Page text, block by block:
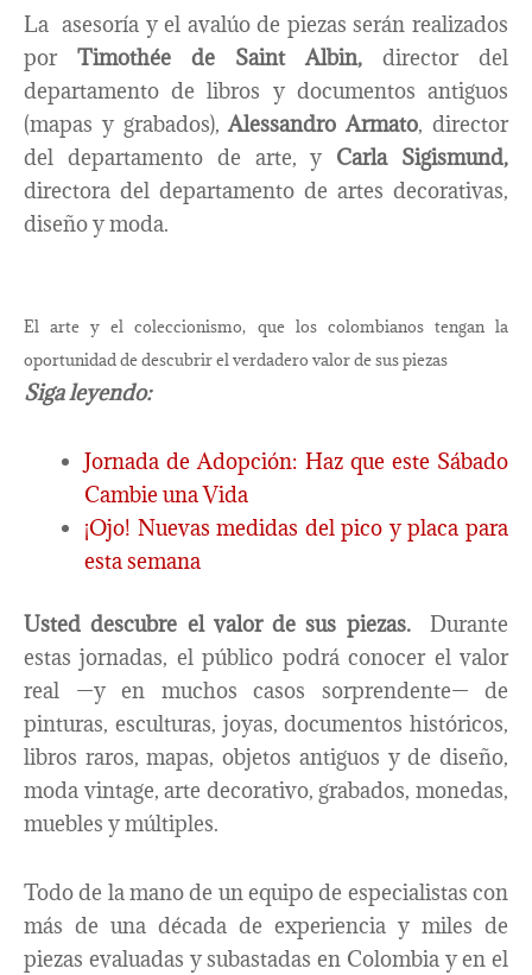
La asesoría y el avalúo de piezas serán realizados
por Timothée de Saint Albin, director del
departamento de libros y documentos antiguos
(mapas y grabados),Alessandro Armato, director
del departamento de arte, y Carla Sigismund,
directora del departamento de artes decorativas,
diseño y moda.
El arte y el coleccionismo, que los colombianos tengan la
oportunidad de descubrir el verdadero valor de sus piezas
Siga leyendo:
Jornada de Adopción: Haz que este Sábado
Cambie una Vida
¡Ojo! Nuevas medidas del pico y placa para
esta semana
Usted descubre el valor de sus piezas. Durante
estas jornadas, el público podrá conocer el valor
real —y en muchos casos sorprendente— de
pinturas, esculturas, joyas, documentos históricos,
libros raros, mapas, objetos antiguos y de diseño,
moda vintage, arte decorativo, grabados, monedas,
muebles y múltiples.
Todo de la mano de un equipo de especialistas con
más de una década de experiencia y miles de
piezas evaluadas y subastadas en Colombia y en el